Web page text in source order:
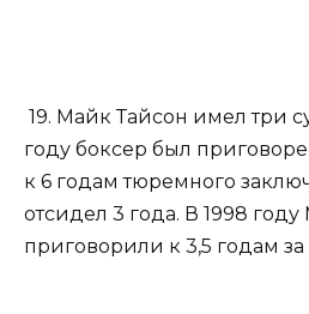
19. Майк Тайсон имел три
году боксер был
к 6 годам тюремного
отсидел 3 года. В 1998
приговорили к 3,5 годам